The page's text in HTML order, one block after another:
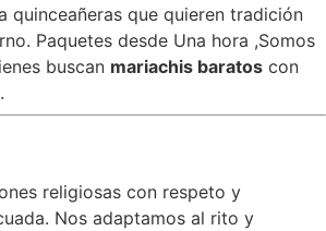
quinceañeras que quieren tradición
Paquetes desde Una hora ,Somos
buscan mariachis baratos con
religiosas con respeto y
Nos adaptamos al rito y